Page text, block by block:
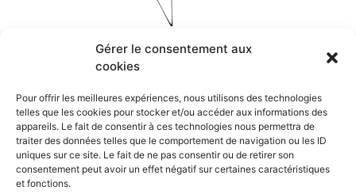
Gérer le consentement aux
cookies
Pour offrir les meilleures expériences, nous utilisons des technologies
telles que les cookies pour stocker et/ou accéder aux informations des
appareils. Le fait de consentir à ces technologies nous permettra de
traiter des données telles que le comportement de navigation ou les ID
uniques sur ce site. Le fait de ne pas consentir ou de retirer son
consentement peut avoir un effet négatif sur certaines caractéristiques
et fonctions.
Réalisés à la main à partir de matières organiques, naturelles et
traditions de la Corse.
Navigation